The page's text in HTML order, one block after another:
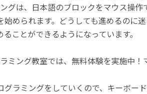
グは、日本語のブロックをマウス操
始められます。どうしても進めるのに
ことができるようになっています。
ミング教室では、無料体験を実施中
グラミングをしていくので、キーボー